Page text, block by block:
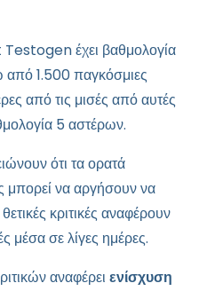
έχει βαθμολογία
1.500 παγκόσμιες
από τις μισές από αυτές
5 αστέρων.
ότι τα ορατά
μπορεί να αργήσουν να
κριτικές αναφέρουν
μέσα σε λίγες ημέρες.
αναφέρει ενίσχυση